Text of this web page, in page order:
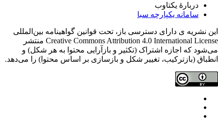
دربارۀ یکتاوب
سامانه یکپارچه سبا
نشریه ی دارای دسترسی باز، تحت قوانین گواهینامه بین‌المللی
Creative Commons Attribution 4.0 International License منتشر
که اجازه اشتراک (تکثیر و بازآرایی محتوا به هر شکل) و
(بازترکیب، تغییر شکل و بازسازی بر اساس محتوا) را می‌دهد.